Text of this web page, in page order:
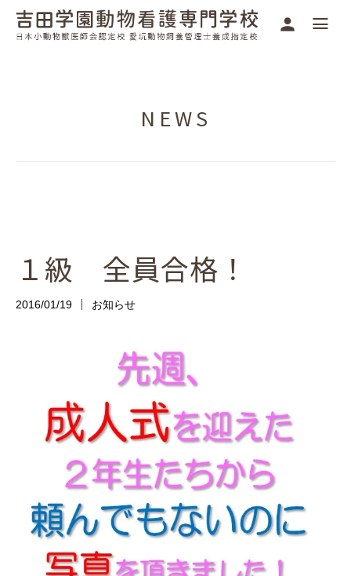
NEWS
１級 全員合格！
2016/01/19 お知らせ